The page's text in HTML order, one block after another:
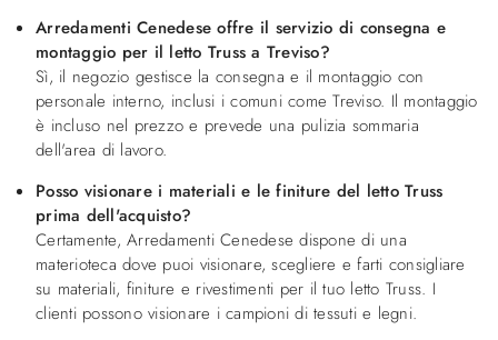
Arredamenti Cenedese offre il servizio di consegna e
montaggio per il letto Truss a Treviso?
Sì, il negozio gestisce la consegna e il montaggio con
personale interno, inclusi i comuni come Treviso. Il montaggio
è incluso nel prezzo e prevede una pulizia sommaria
dell'area di lavoro.
Posso visionare i materiali e le finiture del letto Truss
prima dell'acquisto?
Certamente, Arredamenti Cenedese dispone di una
materioteca dove puoi visionare, scegliere e farti consigliare
su materiali, finiture e rivestimenti per il tuo letto Truss. I
clienti possono visionare i campioni di tessuti e legni.